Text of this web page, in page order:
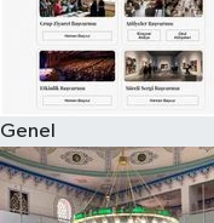
Genel
Tüm Manşetler
Son Dakika
Haber Arşivi